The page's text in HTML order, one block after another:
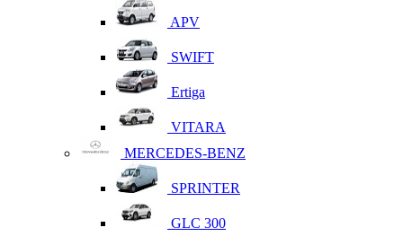
APV
SWIFT
Ertiga
VITARA
MERCEDES-BENZ
SPRINTER
GLC 300